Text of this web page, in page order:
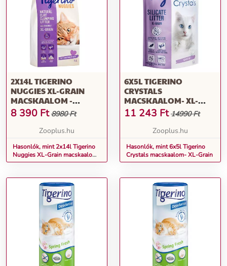
2X14L TIGERINO
NUGGIES XL-GRAIN
MACSKAALOM -
BABAPÚDER ILLATÚ
8 390 Ft 8980 Ft
Zooplus.hu
Hasonlók, mint 2x14l Tigerino
Nuggies XL-Grain macskaalom
- babapúder illatú
6X5L TIGERINO
CRYSTALS
MACSKAALOM- XL-
GRAIN
11 243 Ft 14990 Ft
Zooplus.hu
Hasonlók, mint 6x5l Tigerino
Crystals macskaalom- XL-Grain